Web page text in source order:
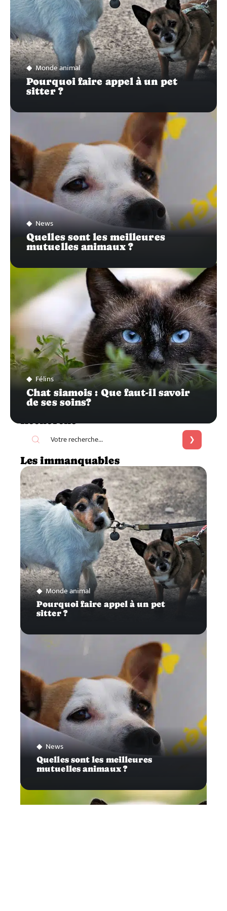
Monde animal
Pourquoi faire appel à un pet
sitter ?
News
Quelles sont les meilleures
mutuelles animaux ?
Félins
Chat siamois : Que faut-il savoir
de ses soins?
Les immanquables
Monde animal
Pourquoi faire appel à un pet
sitter ?
News
Quelles sont les meilleures
mutuelles animaux ?